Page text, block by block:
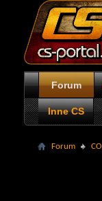
Forum
Inne CS
Forum